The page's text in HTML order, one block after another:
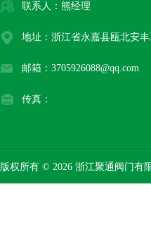
联系人：熊经理
地址：浙江省永嘉县瓯北安丰
邮箱：3705926088@qq.com
传真：
版权所有 © 2026 浙江聚通阀门有